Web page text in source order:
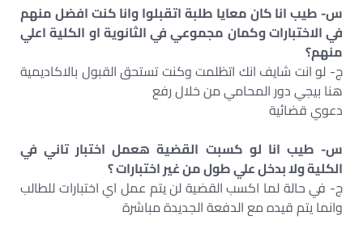
س- طيب انا كان معايا طلبة اتقبلوا وانا كنت افضل منهم
في الاختبارات وكمان مجموعي في الثانوية او الكلية اعلي
منهم؟
ج- لو انت شايف انك اتظلمت وكنت تستحق القبول بالاكاديمية
هنا بيجي دور المحامي من خلال رفع
دعوي قضائية
س- طيب انا لو كسبت القضية هعمل اختبار تاني في
الكلية ولا بدخل علي طول من غير اختبارات ؟
ج- في حالة لما اكسب القضية لن يتم عمل اي اختبارات للطالب
وانما يتم قيده مع الدفعة الجديدة مباشرة